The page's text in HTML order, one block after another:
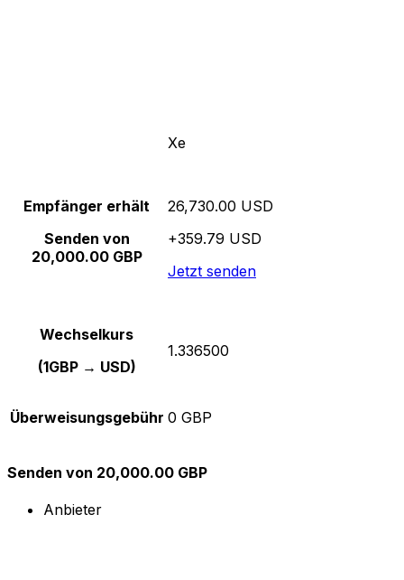
Xe
Empfänger erhält
Senden von
20,000.00 GBP
26,730.00 USD
+359.79 USD
Jetzt senden
Wechselkurs
(1GBP → USD)
1.336500
Überweisungsgebühr 0 GBP
Senden von 20,000.00 GBP
Anbieter